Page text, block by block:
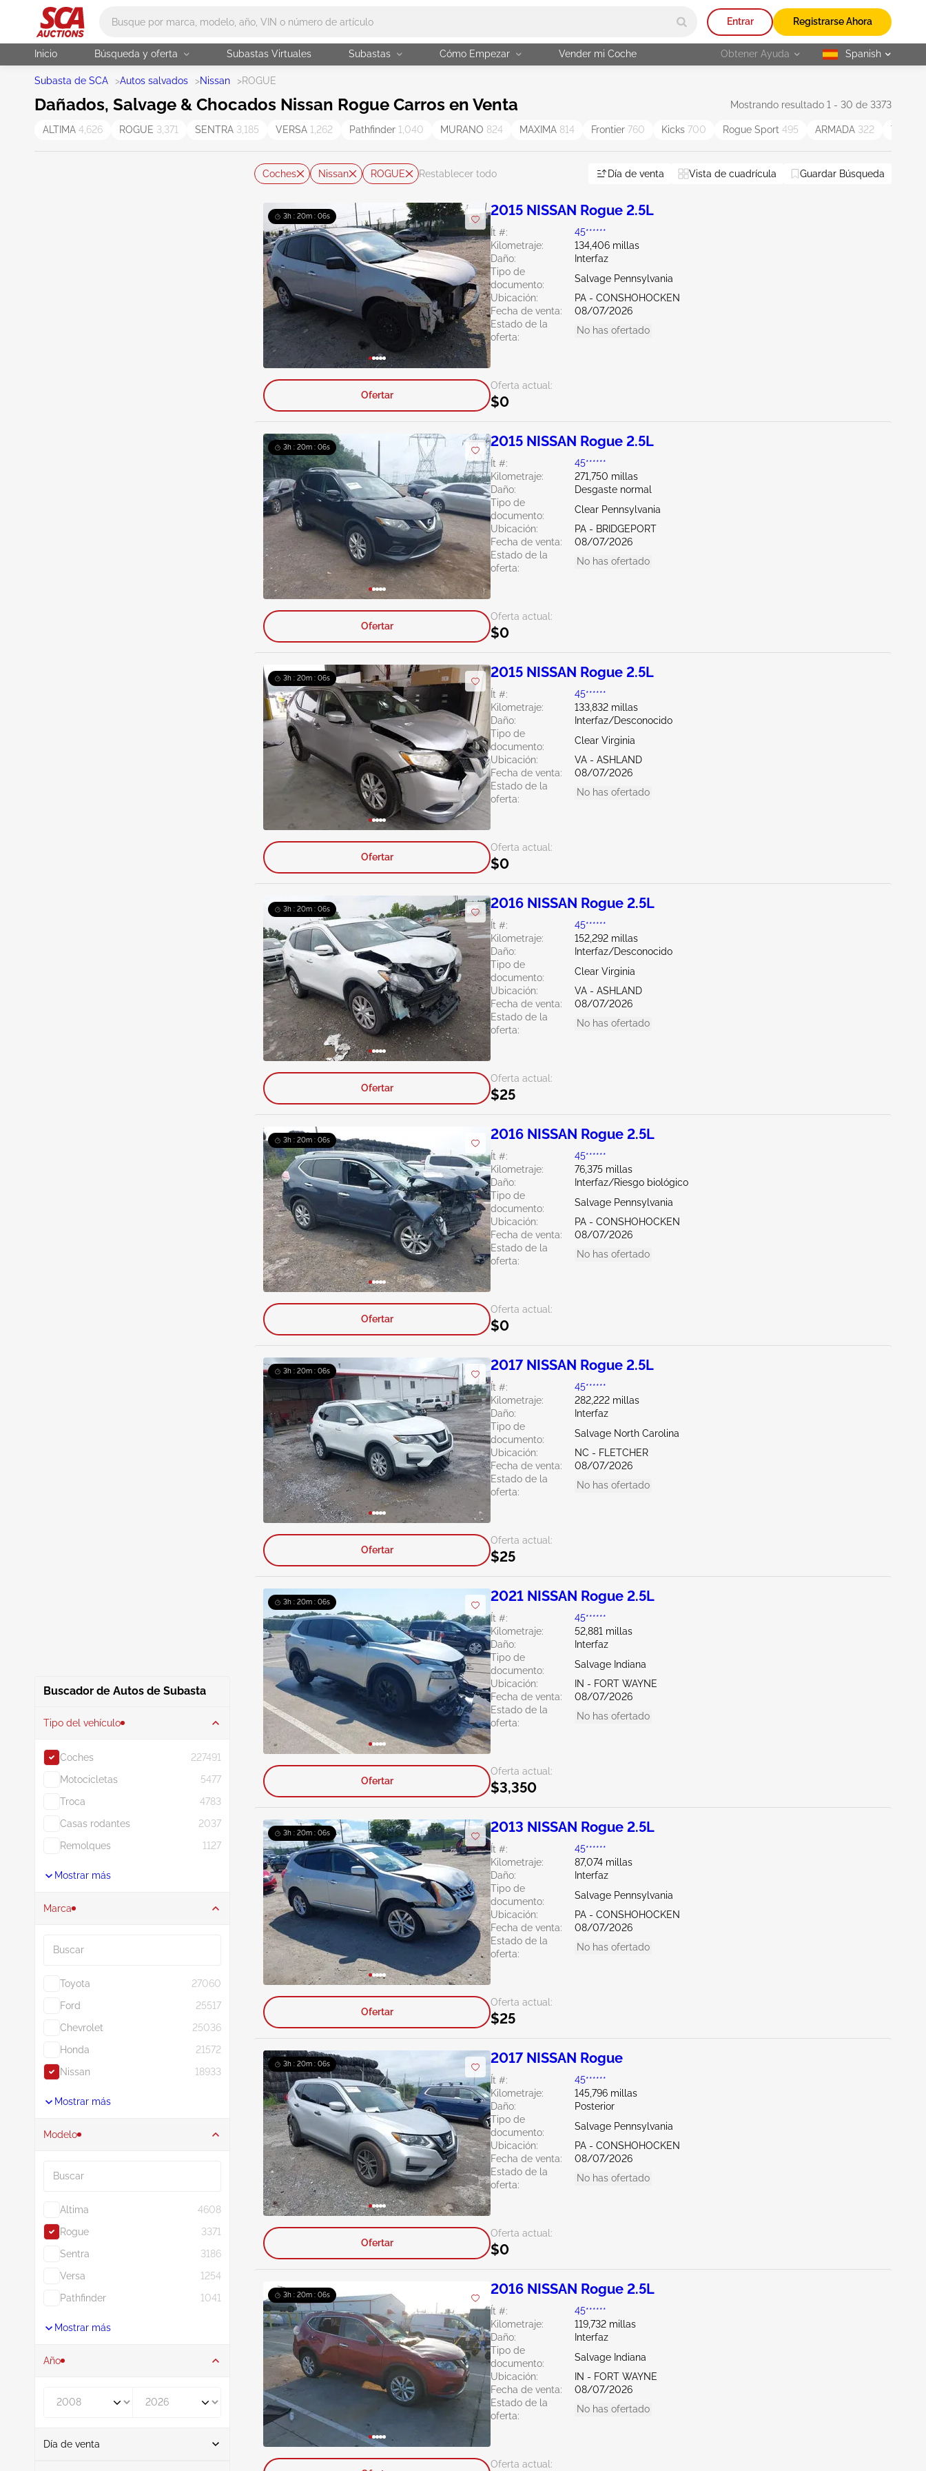
Entrar Registrarse Ahora
Inicio Búsqueda y oferta Subastas Virtuales Subastas Cómo Empezar Vender mi Coche Obtener Ayuda selected
Spanish
Subasta de SCA >Autos salvados >Nissan >ROGUE
Dañados, Salvage & Chocados Nissan Rogue Carros en Venta Mostrando resultado 1 - 30 de 3373
ALTIMA 4,626 ROGUE 3,371 SENTRA 3,185 VERSA 1,262 Pathfinder 1,040 MURANO 824 MAXIMA 814 Frontier 760 Kicks 700 Rogue Sport 495 ARMADA 322 Titan
Buscador de Autos de Subasta
Tipo del vehículo
Coches
227491
Motocicletas
5477
Troca
4783
Casas rodantes
2037
Remolques
1127
Mostrar más
Marca
Toyota
27060
Ford
25517
Chevrolet
25036
Honda
21572
Nissan
18933
Mostrar más
Modelo
Altima
4608
Rogue
3371
Sentra
3186
Versa
1254
Pathfinder
1041
Mostrar más
Año
Día de venta
Coches Nissan ROGUE Restablecer todo Día de venta Vista de cuadrícula Guardar Búsqueda
3h : 20m : 05s 2015 NISSAN Rogue 2.5L
Ít #:
45******
Kilometraje:
134,406 millas
Daño:
Interfaz
Tipo de
documento:
Salvage Pennsylvania
Ubicación:
PA - CONSHOHOCKEN
Fecha de venta:
08/07/2026
Estado de la
oferta:
No has ofertado
Oferta actual:
$0
Ofertar
3h : 20m : 05s 2015 NISSAN Rogue 2.5L
Ít #:
45******
Kilometraje:
271,750 millas
Daño:
Desgaste normal
Tipo de
documento:
Clear Pennsylvania
Ubicación:
PA - BRIDGEPORT
Fecha de venta:
08/07/2026
Estado de la
oferta:
No has ofertado
Oferta actual:
$0
Ofertar
3h : 20m : 05s 2015 NISSAN Rogue 2.5L
Ít #:
45******
Kilometraje:
133,832 millas
Daño:
Interfaz/Desconocido
Tipo de
documento:
Clear Virginia
Ubicación:
VA - ASHLAND
Fecha de venta:
08/07/2026
Estado de la
oferta:
No has ofertado
Oferta actual:
$0
Ofertar
3h : 20m : 05s 2016 NISSAN Rogue 2.5L
Ít #:
45******
Kilometraje:
152,292 millas
Daño:
Interfaz/Desconocido
Tipo de
documento:
Clear Virginia
Ubicación:
VA - ASHLAND
Fecha de venta:
08/07/2026
Estado de la
oferta:
No has ofertado
Oferta actual:
$25
Ofertar
3h : 20m : 05s 2016 NISSAN Rogue 2.5L
Ít #:
45******
Kilometraje:
76,375 millas
Daño:
Interfaz/Riesgo biológico
Tipo de
documento:
Salvage Pennsylvania
Ubicación:
PA - CONSHOHOCKEN
Fecha de venta:
08/07/2026
Estado de la
oferta:
No has ofertado
Oferta actual:
$0
Ofertar
3h : 20m : 05s 2017 NISSAN Rogue 2.5L
Ít #:
45******
Kilometraje:
282,222 millas
Daño:
Interfaz
Tipo de
documento:
Salvage North Carolina
Ubicación:
NC - FLETCHER
Fecha de venta:
08/07/2026
Estado de la
oferta:
No has ofertado
Oferta actual:
$25
Ofertar
3h : 20m : 05s 2021 NISSAN Rogue 2.5L
Ít #:
45******
Kilometraje:
52,881 millas
Daño:
Interfaz
Tipo de
documento:
Salvage Indiana
Ubicación:
IN - FORT WAYNE
Fecha de venta:
08/07/2026
Estado de la
oferta:
No has ofertado
Oferta actual:
$3,350
Ofertar
3h : 20m : 05s 2013 NISSAN Rogue 2.5L
Ít #:
45******
Kilometraje:
87,074 millas
Daño:
Interfaz
Tipo de
documento:
Salvage Pennsylvania
Ubicación:
PA - CONSHOHOCKEN
Fecha de venta:
08/07/2026
Estado de la
oferta:
No has ofertado
Oferta actual:
$25
Ofertar
3h : 20m : 05s 2017 NISSAN Rogue
Ít #:
45******
Kilometraje:
145,796 millas
Daño:
Posterior
Tipo de
documento:
Salvage Pennsylvania
Ubicación:
PA - CONSHOHOCKEN
Fecha de venta:
08/07/2026
Estado de la
oferta:
No has ofertado
Oferta actual:
$0
Ofertar
3h : 20m : 05s 2016 NISSAN Rogue 2.5L
Ít #:
45******
Kilometraje:
119,732 millas
Daño:
Interfaz
Tipo de
documento:
Salvage Indiana
Ubicación:
IN - FORT WAYNE
Fecha de venta:
08/07/2026
Estado de la
oferta:
No has ofertado
Oferta actual: